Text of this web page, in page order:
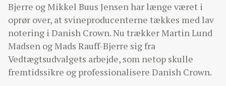
Bjerre og Mikkel Buus Jensen har længe været i
oprør over, at svineproducenterne tækkes med lav
notering i Danish Crown. Nu trækker Martin Lund
Madsen og Mads Rauff-Bjerre sig fra
Vedtægtsudvalgets arbejde, som netop skulle
fremtidssikre og professionalisere Danish Crown.